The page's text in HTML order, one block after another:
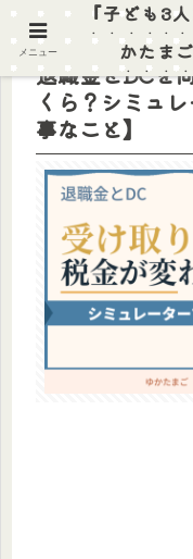
退職金とDCを
くら？シミュ
事なこと】
メニュー
『子ども3
かたま